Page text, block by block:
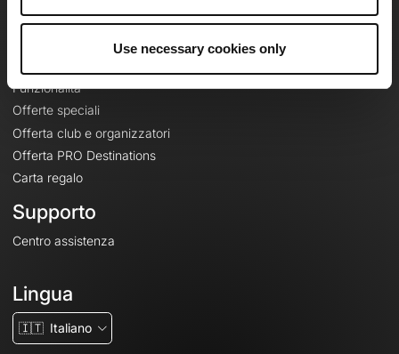
Use necessary cookies only
Funzionalità
Offerte speciali
Offerta club e organizzatori
Offerta PRO Destinations
Carta regalo
Supporto
Centro assistenza
Lingua
🇮🇹 Italiano